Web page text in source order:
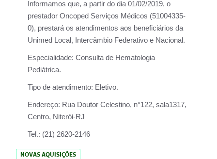
Informamos que, a partir do dia 01/02/2019, o
prestador Oncoped Serviços Médicos (51004335-
0), prestará os atendimentos aos beneficiários da
Unimed Local, Intercâmbio Federativo e Nacional.
Especialidade: Consulta de Hematologia
Pediátrica.
Tipo de atendimento: Eletivo.
Endereço: Rua Doutor Celestino, n°122, sala1317,
Centro, Niterói-RJ
Tel.: (21) 2620-2146
NOVAS AQUISIÇÕES